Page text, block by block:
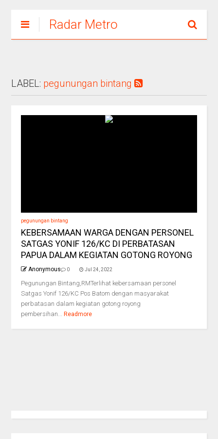
Radar Metro
LABEL: pegunungan bintang
pegunungan bintang
KEBERSAMAAN WARGA DENGAN PERSONEL
SATGAS YONIF 126/KC DI PERBATASAN
PAPUA DALAM KEGIATAN GOTONG ROYONG
Anonymous 0 Jul 24, 2022
Pegunungan Bintang,RMTerlihat kebersamaan personel
Satgas Yonif 126/KC Pos Batom dengan masyarakat
perbatasan dalam kegiatan gotong royong
pembersihan... Readmore